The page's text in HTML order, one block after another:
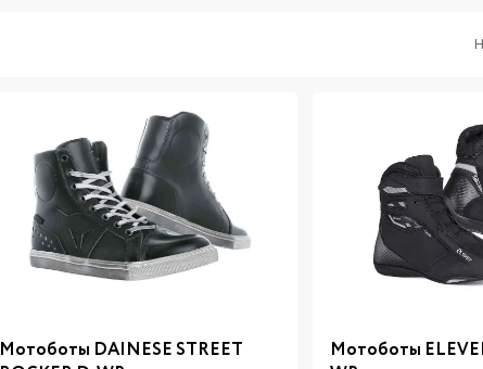
Мотоботы DAINESE STREET
Мотоботы